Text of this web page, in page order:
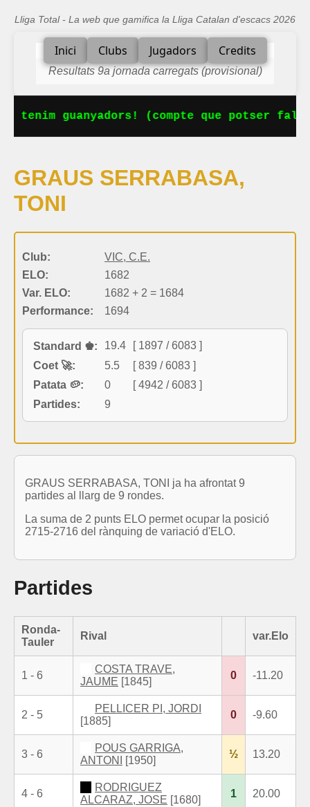
Lliga Total - La web que gamifica la Lliga Catalan d'escacs 2026
Inici Clubs Jugadors Credits
Resultats 9a jornada carregats (provisional)
tenim guanyadors! (compte que potser
GRAUS SERRABASA,
TONI
Club:
VIC, C.E.
ELO:
1682
Var. ELO:
1682 + 2 = 1684
Performance:
1694
Standard ♚: 19.4
[ 1897 / 6083 ]
Coet 🚀:
5.5
[ 839 / 6083 ]
Patata 🥔:
0
[ 4942 / 6083 ]
Partides:
9
GRAUS SERRABASA, TONI ja ha afrontat 9
partides al llarg de 9 rondes.
La suma de 2 punts ELO permet ocupar la posició
2715-2716 del rànquing de variació d'ELO.
Partides
Ronda-
Tauler
Rival var.Elo
1 - 6
COSTA TRAVE,
JAUME [1845]
0 -11.20
2 - 5
PELLICER PI, JORDI
[1885]
0 -9.60
3 - 6
POUS GARRIGA,
ANTONI
[1950]
½ 13.20
4 - 6
RODRIGUEZ
ALCARAZ, JOSE [1680]
1 20.00